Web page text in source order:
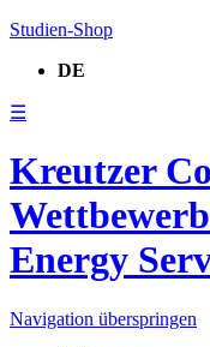
Studien-Shop
DE
☰
Kreutzer
Energy
Navigation überspringen